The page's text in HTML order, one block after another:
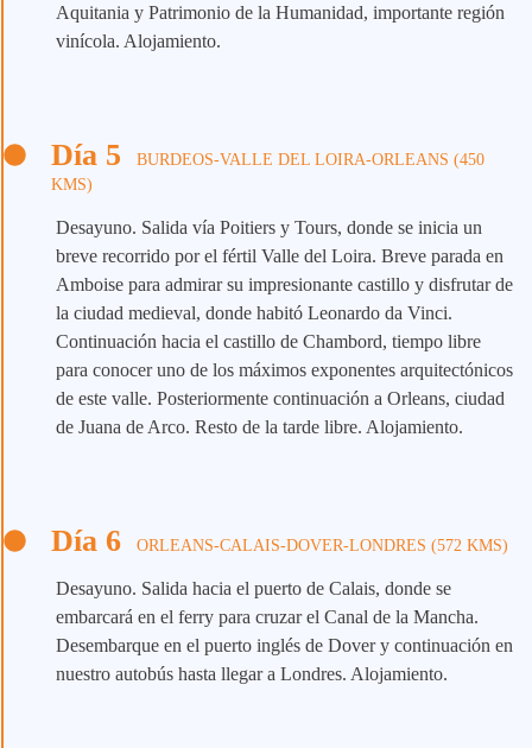
Aquitania y Patrimonio de la Humanidad, importante región
vinícola. Alojamiento.
Día 5
BURDEOS-VALLE DEL LOIRA-ORLEANS (450
KMS)
Desayuno. Salida vía Poitiers y Tours, donde se inicia un
breve recorrido por el fértil Valle del Loira. Breve parada en
Amboise para admirar su impresionante castillo y disfrutar de
la ciudad medieval, donde habitó Leonardo da Vinci.
Continuación hacia el castillo de Chambord, tiempo libre
para conocer uno de los máximos exponentes arquitectónicos
de este valle. Posteriormente continuación a Orleans, ciudad
de Juana de Arco. Resto de la tarde libre. Alojamiento.
Día 6 ORLEANS-CALAIS-DOVER-LONDRES (572 KMS)
Desayuno. Salida hacia el puerto de Calais, donde se
embarcará en el ferry para cruzar el Canal de la Mancha.
Desembarque en el puerto inglés de Dover y continuación en
nuestro autobús hasta llegar a Londres. Alojamiento.